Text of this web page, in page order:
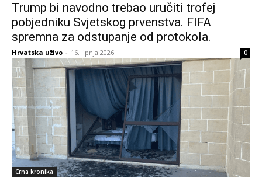
Trump bi navodno trebao uručiti trofej
pobjedniku Svjetskog prvenstva. FIFA
spremna za odstupanje od protokola.
Hrvatska uživo - 16. lipnja 2026. 0
Crna kronika